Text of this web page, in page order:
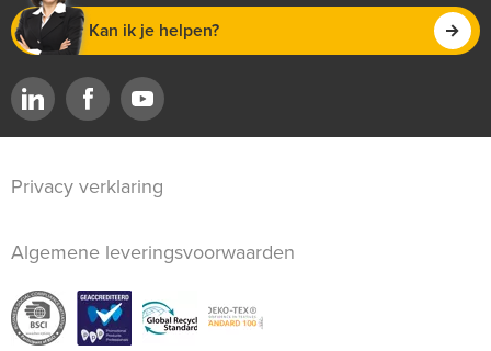
Kan ik je helpen?
Privacy verklaring
Algemene leveringsvoorwaarden